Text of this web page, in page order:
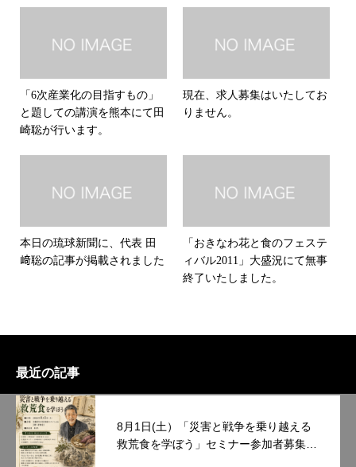
「6次産業化の目指すもの」
と題しての講演を熊本にて田
崎聡が行います。
現在、求人募集はいたしてお
りません。
本日の琉球新聞に、代表 田
﨑聡の記事が掲載されました
「おきなわ花と食のフェステ
ィバル2011」大盛況にて無事
終了いたしました。
最近の記事
8月1日(土）「災害と戦争を乗り越える
救荒食を学ぼう」セミナー参加者募集中